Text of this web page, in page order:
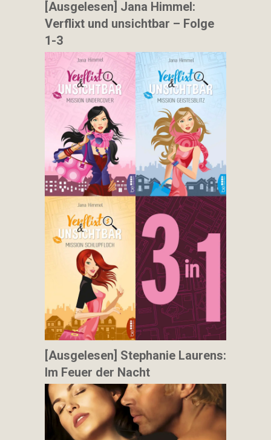
[Ausgelesen] Jana Himmel:
Verflixt und unsichtbar – Folge
1-3
[Ausgelesen] Stephanie Laurens:
Im Feuer der Nacht